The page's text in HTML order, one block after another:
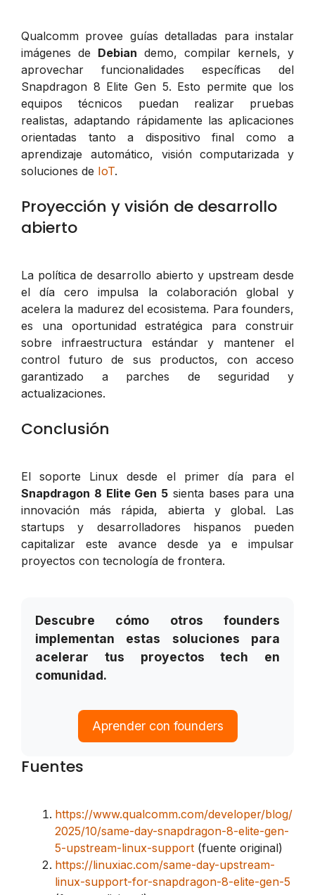
Qualcomm provee guías detalladas para instalar
imágenes de Debian demo, compilar kernels, y
aprovechar funcionalidades específicas del
Snapdragon 8 Elite Gen 5. Esto permite que los
equipos técnicos puedan realizar pruebas
realistas, adaptando rápidamente las aplicaciones
orientadas tanto a dispositivo final como a
aprendizaje automático, visión computarizada y
soluciones de IoT.
Proyección y visión de desarrollo
abierto
La política de desarrollo abierto y upstream desde
el día cero impulsa la colaboración global y
acelera la madurez del ecosistema. Para founders,
es una oportunidad estratégica para construir
sobre infraestructura estándar y mantener el
control futuro de sus productos, con acceso
garantizado a parches de seguridad y
actualizaciones.
Conclusión
El soporte Linux desde el primer día para el
Snapdragon 8 Elite Gen 5 sienta bases para una
innovación más rápida, abierta y global. Las
startups y desarrolladores hispanos pueden
capitalizar este avance desde ya e impulsar
proyectos con tecnología de frontera.
Descubre cómo otros founders
implementan estas soluciones para
acelerar tus proyectos tech en
comunidad.
Aprender con founders
Fuentes
https://www.qualcomm.com/developer/blog/
2025/10/same-day-snapdragon-8-elite-gen-
5-upstream-linux-support (fuente original)
https://linuxiac.com/same-day-upstream-
linux-support-for-snapdragon-8-elite-gen-5